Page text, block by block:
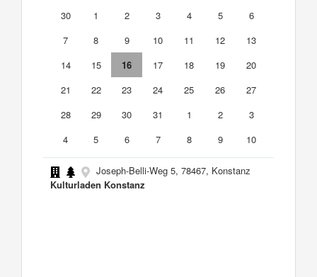
30
1 2 3 4 5
6
7
8 9 10 11 12
13
14
15 16 17 18 19
20
21
22 23 24 25 26
27
28
29 30 31 1 2
3
4
5 6 7 8 9 10
Joseph-Belli-Weg 5, 78467, Konstanz
Kulturladen Konstanz